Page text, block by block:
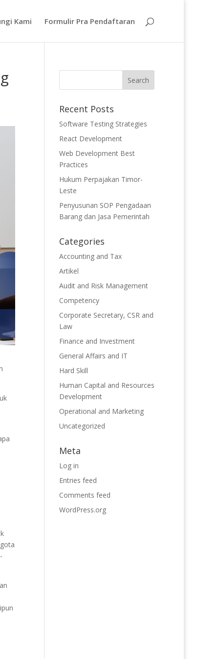
Kami Formulir Pra Pendaftaran
Recent Posts
Software Testing Strategies
React Development
Web Development Best
Practices
Hukum Perpajakan Timor-
Leste
Penyusunan SOP Pengadaan
Barang dan Jasa Pemerintah
Categories
Accounting and Tax
Artikel
Audit and Risk Management
Competency
Corporate Secretary, CSR and
Law
Finance and Investment
General Affairs and IT
Hard Skill
Human Capital and Resources
Development
Operational and Marketing
Uncategorized
Meta
Log in
Entries feed
Comments feed
WordPress.org